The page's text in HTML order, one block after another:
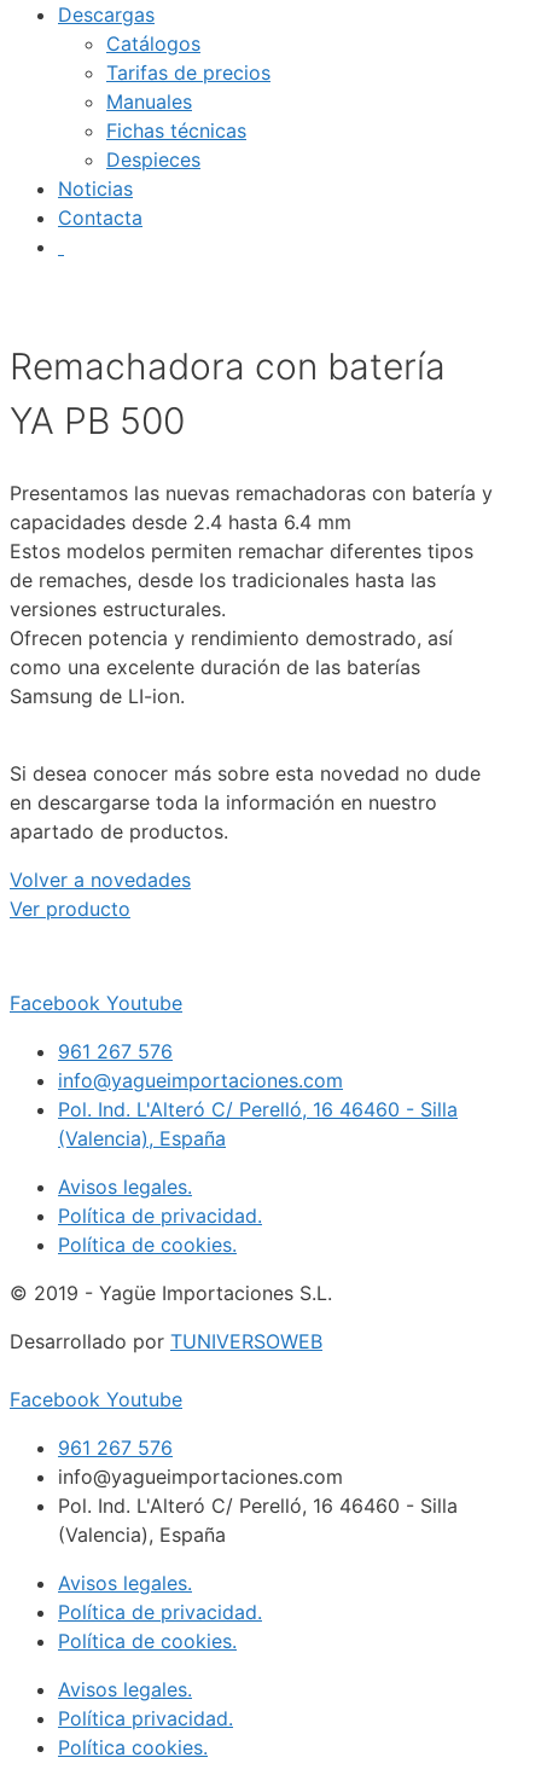
Descargas
Catálogos
Tarifas de precios
Manuales
Fichas técnicas
Despieces
Noticias
Contacta
Remachadora con batería
YA PB 500
Presentamos las nuevas remachadoras con batería y
capacidades desde 2.4 hasta 6.4 mm
Estos modelos permiten remachar diferentes tipos
de remaches, desde los tradicionales hasta las
versiones estructurales.
Ofrecen potencia y rendimiento demostrado, así
como una excelente duración de las baterías
Samsung de LI-ion.
Si desea conocer más sobre esta novedad no dude
en descargarse toda la información en nuestro
apartado de productos.
Volver a novedades
Ver producto
Facebook Youtube
961 267 576
info@yagueimportaciones.com
Pol. Ind. L'Alteró C/ Perelló, 16 46460 - Silla
(Valencia), España
Avisos legales.
Política de privacidad.
Política de cookies.
© 2019 - Yagüe Importaciones S.L.
Desarrollado por TUNIVERSOWEB
Facebook Youtube
961 267 576
info@yagueimportaciones.com
Pol. Ind. L'Alteró C/ Perelló, 16 46460 - Silla
(Valencia), España
Avisos legales.
Política de privacidad.
Política de cookies.
Avisos legales.
Política privacidad.
Política cookies.